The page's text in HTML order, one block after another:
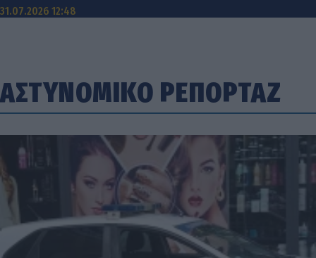
31.07.2026 12:48
ΑΣΤΥΝΟΜΙΚΟ ΡΕΠΟΡΤΑΖ